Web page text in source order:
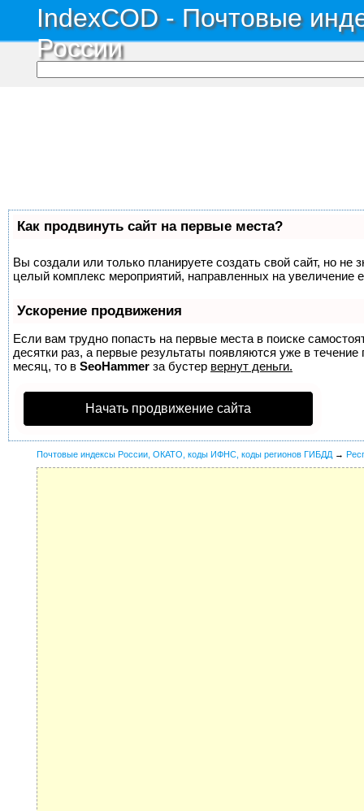
IndexCOD - Почтовые
России
Как продвинуть сайт на первые места?
Вы создали или только планируете создать свой сайт, но не
целый комплекс мероприятий, направленных на увеличение
Ускорение продвижения
Если вам трудно попасть на первые места в поиске
десятки раз, а первые результаты появляются уже в
месяц, то в SeoHammer за бустер вернут деньги.
Начать продвижение сайта
Почтовые индексы России, ОКАТО, коды ИФНС, коды регионов ГИБДД →